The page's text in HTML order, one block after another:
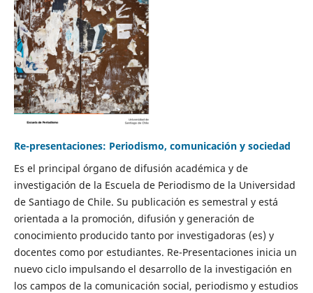
Re-presentaciones: Periodismo, comunicación y sociedad
Es el principal órgano de difusión académica y de
investigación de la Escuela de Periodismo de la Universidad
de Santiago de Chile. Su publicación es semestral y está
orientada a la promoción, difusión y generación de
conocimiento producido tanto por investigadoras (es) y
docentes como por estudiantes. Re-Presentaciones inicia un
nuevo ciclo impulsando el desarrollo de la investigación en
los campos de la comunicación social, periodismo y estudios